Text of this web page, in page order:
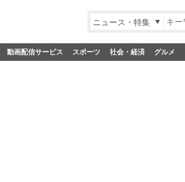
ニュース・特集
動画配信サービス スポーツ 社会・経済 グルメ